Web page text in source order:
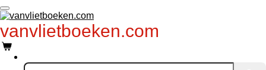
Ga
direct
naar
de
hoofdinhoud
vanvlietboeken.com